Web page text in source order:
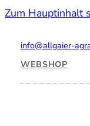
Zum Hauptinhalt
info@allgaier-
WEBSHOP